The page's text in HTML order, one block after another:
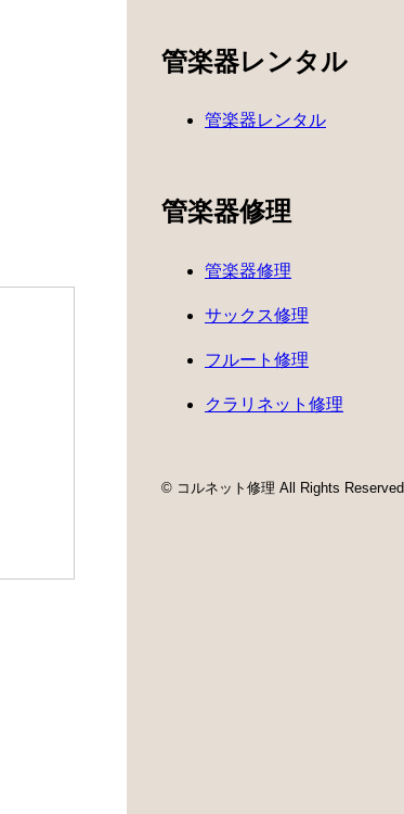
管楽器レンタル
管楽器レンタル
管楽器修理
管楽器修理
サックス修理
フルート修理
クラリネット修理
© コルネット修理 All Rights Reserved.